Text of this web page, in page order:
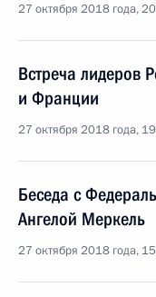
27 октября 2018 года,
Встреча лидеров
и Франции
27 октября 2018 года,
Беседа с
Ангелой Меркель
27 октября 2018 года,